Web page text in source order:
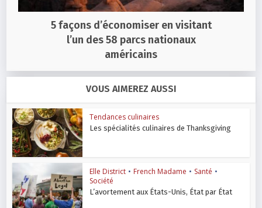
5 façons d’économiser en visitant
l’un des 58 parcs nationaux
américains
VOUS AIMEREZ AUSSI
Tendances culinaires
Les spécialités culinaires de Thanksgiving
Elle District • French Madame • Santé •
Société
L’avortement aux États-Unis, État par État